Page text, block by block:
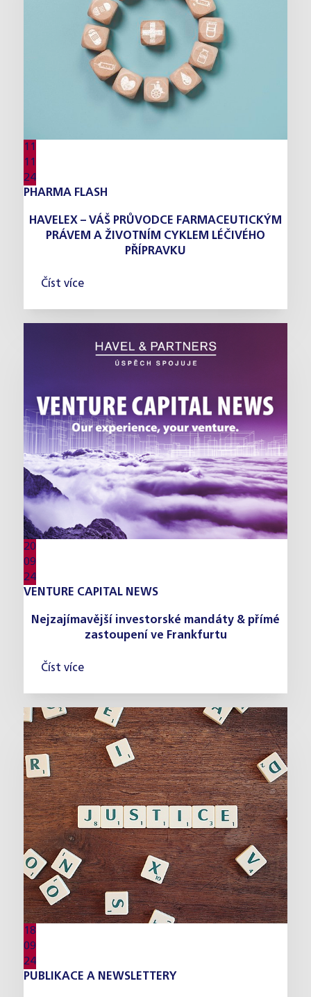
11
11
24
PHARMA FLASH
HAVELEX – VÁŠ PRŮVODCE FARMACEUTICKÝM
PRÁVEM A ŽIVOTNÍM CYKLEM LÉČIVÉHO
PŘÍPRAVKU
Číst více
20
09
24
VENTURE CAPITAL NEWS
Nejzajímavější investorské mandáty & přímé
zastoupení ve Frankfurtu
Číst více
18
09
24
PUBLIKACE A NEWSLETTERY